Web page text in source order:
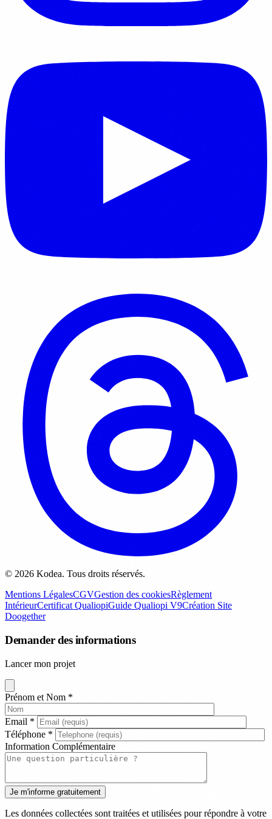
© 2026 Kodea. Tous droits réservés.
Mentions LégalesCGVGestion des cookiesRèglement
IntérieurCertificat QualiopiGuide Qualiopi V9Création Site
Doogether
Demander des informations
Lancer mon projet
Prénom et Nom *
Email *
Téléphone *
Information Complémentaire
Les données collectées sont traitées et utilisées pour répondre à votre